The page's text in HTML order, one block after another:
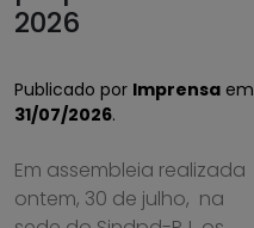
2026
Publicado por Imprensa em
31/07/2026.
Em assembleia realizada
ontem, 30 de julho, na